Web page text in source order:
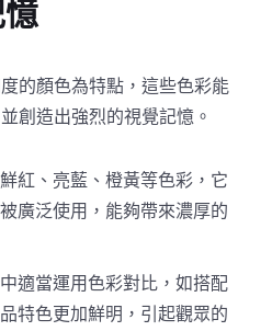
的顏色為特點，這些色彩能
創造出強烈的視覺記憶。
鮮紅、亮藍、橙黃等色彩，它
廣泛使用，能夠帶來濃厚的
中適當運用色彩對比，如搭配
特色更加鮮明，引起觀眾的